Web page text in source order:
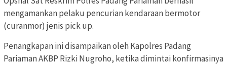
mengamankan pelaku pencurian kendaraan bermotor
(curanmor) jenis pick up.
Penangkapan ini disampaikan oleh Kapolres Padang
Pariaman AKBP Rizki Nugroho, ketika dimintai konfirmasinya